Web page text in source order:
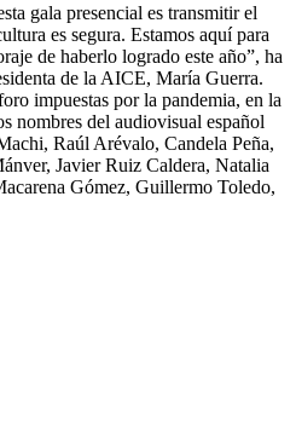
gala presencial es transmitir el
es segura. Estamos aquí para
de haberlo logrado este año”, ha
de la AICE, María Guerra.
impuestas por la pandemia, en la
nombres del audiovisual español
Raúl Arévalo, Candela Peña,
Javier Ruiz Caldera, Natalia
Gómez, Guillermo Toledo,